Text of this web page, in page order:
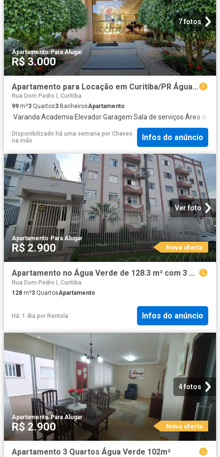
7 fotos
Apartamento·Para Alugar
R$ 3.000
Apartamento para Locação em Curitiba/PR Água Verde 3 Quartos
Rua Dom Pedro I, Curitiba
99 m²3 Quartos3 BanheirosApartamento
·Varanda·Academia·Elevador·Garagem·Sala de serviços·Área das
Disponibilizado há uma semana por Chaves
na mão
Infos do anúncio
Ver foto
Apartamento·Para Alugar
R$ 2.900 Nova oferta
Apartamento no Água Verde de 128.3 m² com 3 quartos
Rua Dom Pedro I, Curitiba
128 m²3 QuartosApartamento
Há: 1 dia por Rentola Infos do anúncio
4 fotos
Apartamento·Para Alugar
R$ 2.900 Nova oferta
Apartamento 3 Quartos Água Verde 102m²